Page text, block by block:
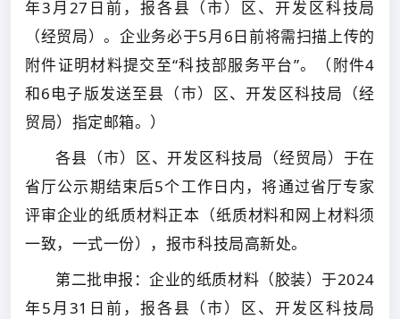
年3月27日前，报各县（市）区、开发区科技局
（经贸局）。企业务必于5月6日前将需扫描上传的
附件证明材料提交至“科技部服务平台”。（附件4
和6电子版发送至县（市）区、开发区科技局（经
贸局）指定邮箱。）
各县（市）区、开发区科技局（经贸局）于在
省厅公示期结束后5个工作日内，将通过省厅专家
评审企业的纸质材料正本（纸质材料和网上材料须
一致，一式一份），报市科技局高新处。
第二批申报：企业的纸质材料（胶装）于2024
年5月31日前，报各县（市）区、开发区科技局